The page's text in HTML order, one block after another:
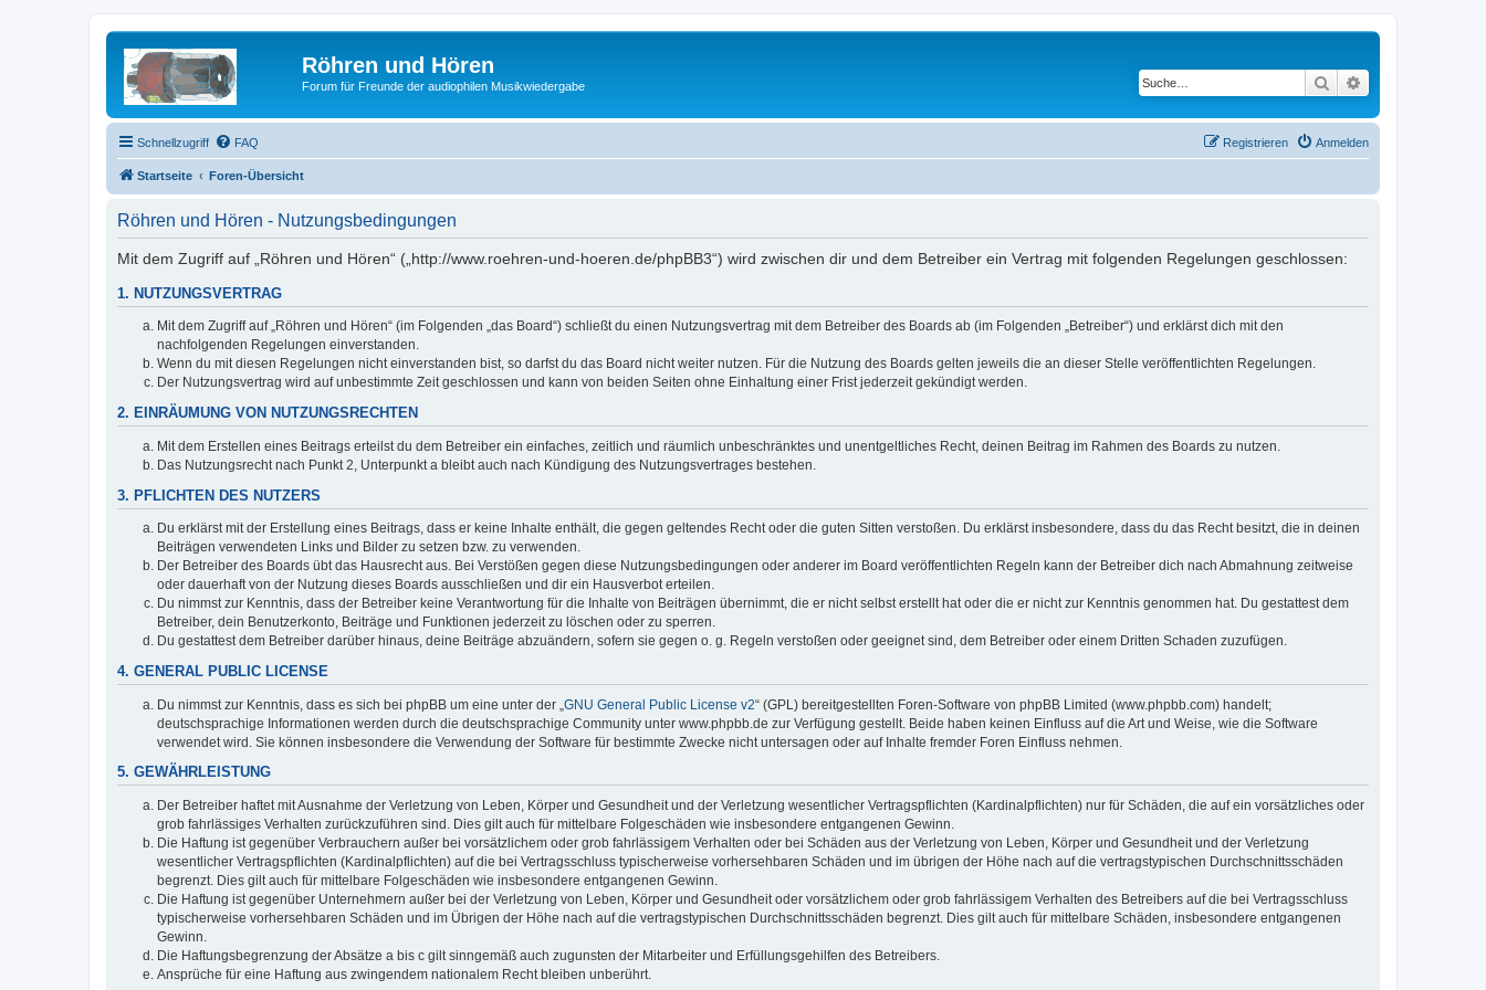
Röhren und Hören
Forum für Freunde der audiophilen Musikwiedergabe Suche
Schnellzugriff FAQ Anmelden
Registrieren
Startseite Foren-Übersicht
Röhren und Hören - Nutzungsbedingungen
Mit dem Zugriff auf „Röhren und Hören“ („http://www.roehren-und-hoeren.de/phpBB3“) wird zwischen dir und dem Betreiber ein Vertrag mit folgenden Regelungen geschlossen:
1. NUTZUNGSVERTRAG
Mit dem Zugriff auf „Röhren und Hören“ (im Folgenden „das Board“) schließt du einen Nutzungsvertrag mit dem Betreiber des Boards ab (im Folgenden „Betreiber“) und erklärst dich mit den
nachfolgenden Regelungen einverstanden.
Wenn du mit diesen Regelungen nicht einverstanden bist, so darfst du das Board nicht weiter nutzen. Für die Nutzung des Boards gelten jeweils die an dieser Stelle veröffentlichten Regelungen.
Der Nutzungsvertrag wird auf unbestimmte Zeit geschlossen und kann von beiden Seiten ohne Einhaltung einer Frist jederzeit gekündigt werden.
2. EINRÄUMUNG VON NUTZUNGSRECHTEN
Mit dem Erstellen eines Beitrags erteilst du dem Betreiber ein einfaches, zeitlich und räumlich unbeschränktes und unentgeltliches Recht, deinen Beitrag im Rahmen des Boards zu nutzen.
Das Nutzungsrecht nach Punkt 2, Unterpunkt a bleibt auch nach Kündigung des Nutzungsvertrages bestehen.
3. PFLICHTEN DES NUTZERS
Du erklärst mit der Erstellung eines Beitrags, dass er keine Inhalte enthält, die gegen geltendes Recht oder die guten Sitten verstoßen. Du erklärst insbesondere, dass du das Recht besitzt, die in deinen
Beiträgen verwendeten Links und Bilder zu setzen bzw. zu verwenden.
Der Betreiber des Boards übt das Hausrecht aus. Bei Verstößen gegen diese Nutzungsbedingungen oder anderer im Board veröffentlichten Regeln kann der Betreiber dich nach Abmahnung zeitweise
oder dauerhaft von der Nutzung dieses Boards ausschließen und dir ein Hausverbot erteilen.
Du nimmst zur Kenntnis, dass der Betreiber keine Verantwortung für die Inhalte von Beiträgen übernimmt, die er nicht selbst erstellt hat oder die er nicht zur Kenntnis genommen hat. Du gestattest dem
Betreiber, dein Benutzerkonto, Beiträge und Funktionen jederzeit zu löschen oder zu sperren.
Du gestattest dem Betreiber darüber hinaus, deine Beiträge abzuändern, sofern sie gegen o. g. Regeln verstoßen oder geeignet sind, dem Betreiber oder einem Dritten Schaden zuzufügen.
4. GENERAL PUBLIC LICENSE
Du nimmst zur Kenntnis, dass es sich bei phpBB um eine unter der „ GNU General Public License v2“ (GPL) bereitgestellten Foren-Software von phpBB Limited (www.phpbb.com) handelt;
deutschsprachige Informationen werden durch die deutschsprachige Community unter www.phpbb.de zur Verfügung gestellt. Beide haben keinen Einfluss auf die Art und Weise, wie die Software
verwendet wird. Sie können insbesondere die Verwendung der Software für bestimmte Zwecke nicht untersagen oder auf Inhalte fremder Foren Einfluss nehmen.
5. GEWÄHRLEISTUNG
Der Betreiber haftet mit Ausnahme der Verletzung von Leben, Körper und Gesundheit und der Verletzung wesentlicher Vertragspflichten (Kardinalpflichten) nur für Schäden, die auf ein vorsätzliches oder
grob fahrlässiges Verhalten zurückzuführen sind. Dies gilt auch für mittelbare Folgeschäden wie insbesondere entgangenen Gewinn.
Die Haftung ist gegenüber Verbrauchern außer bei vorsätzlichem oder grob fahrlässigem Verhalten oder bei Schäden aus der Verletzung von Leben, Körper und Gesundheit und der Verletzung
wesentlicher Vertragspflichten (Kardinalpflichten) auf die bei Vertragsschluss typischerweise vorhersehbaren Schäden und im übrigen der Höhe nach auf die vertragstypischen Durchschnittsschäden
begrenzt. Dies gilt auch für mittelbare Folgeschäden wie insbesondere entgangenen Gewinn.
Die Haftung ist gegenüber Unternehmern außer bei der Verletzung von Leben, Körper und Gesundheit oder vorsätzlichem oder grob fahrlässigem Verhalten des Betreibers auf die bei Vertragsschluss
typischerweise vorhersehbaren Schäden und im Übrigen der Höhe nach auf die vertragstypischen Durchschnittsschäden begrenzt. Dies gilt auch für mittelbare Schäden, insbesondere entgangenen
Gewinn.
Die Haftungsbegrenzung der Absätze a bis c gilt sinngemäß auch zugunsten der Mitarbeiter und Erfüllungsgehilfen des Betreibers.
Ansprüche für eine Haftung aus zwingendem nationalem Recht bleiben unberührt.